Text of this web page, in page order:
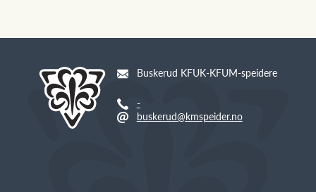
Buskerud KFUK-KFUM-speidere
-
buskerud@kmspeider.no